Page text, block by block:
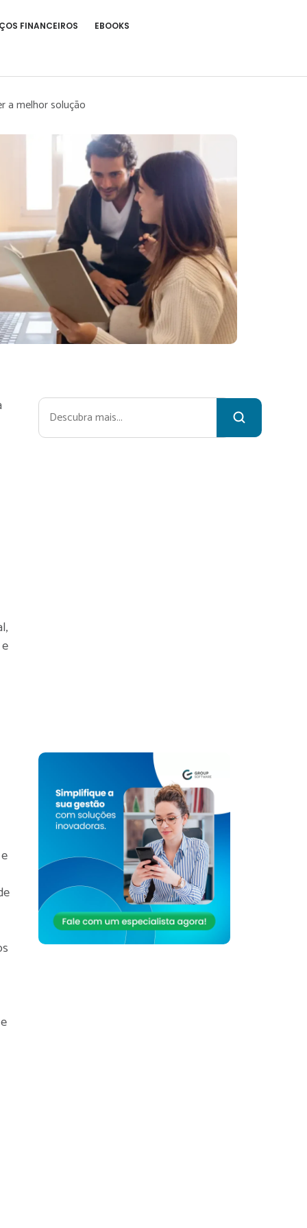
FINANCEIROS EBOOKS
a melhor solução
Pesquisar